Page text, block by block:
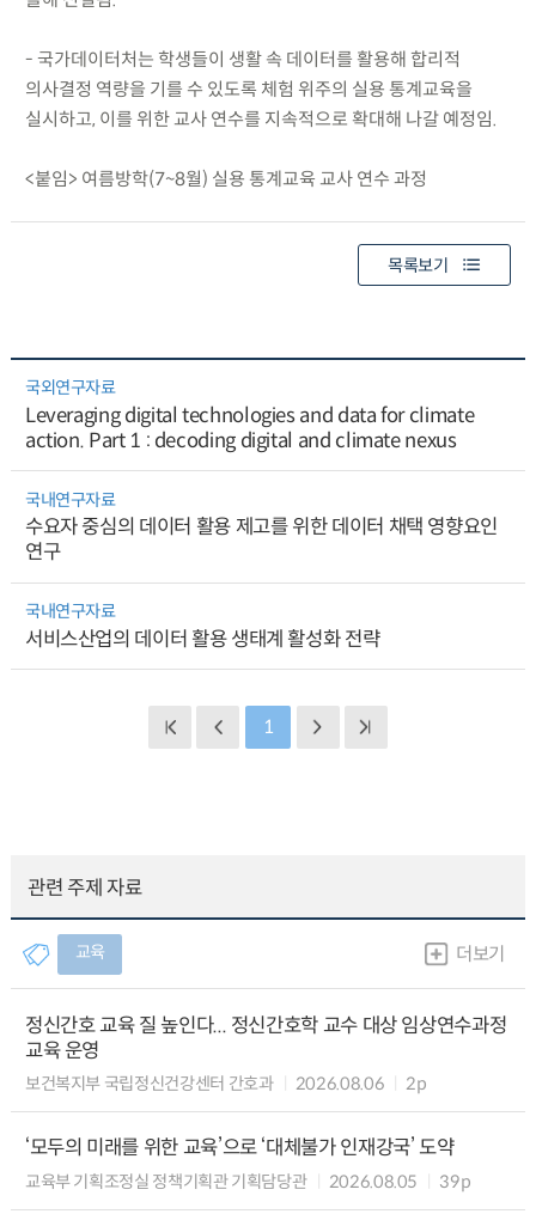
- 국가데이터처는 학생들이 생활 속 데이터를 활용해 합리적
의사결정 역량을 기를 수 있도록 체험 위주의 실용 통계교육을
실시하고, 이를 위한 교사 연수를 지속적으로 확대해 나갈 예정임.
<붙임> 여름방학(7~8월) 실용 통계교육 교사 연수 과정
목록보기
국외연구자료
Leveraging digital technologies and data for climate
action. Part 1 : decoding digital and climate nexus
국내연구자료
수요자 중심의 데이터 활용 제고를 위한 데이터 채택 영향요인
연구
국내연구자료
서비스산업의 데이터 활용 생태계 활성화 전략
1
관련 주제 자료
교육 더보기
정신간호 교육 질 높인다... 정신간호학 교수 대상 임상연수과정
교육 운영
보건복지부 국립정신건강센터 간호과 2026.08.06 2p
‘모두의 미래를 위한 교육’으로 ‘대체불가 인재강국’ 도약
교육부 기획조정실 정책기획관 기획담당관 2026.08.05 39p